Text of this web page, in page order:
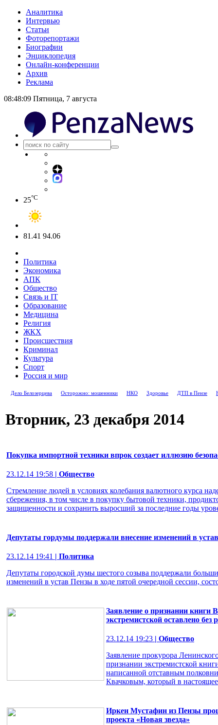
Аналитика
Интервью
Статьи
Фоторепортажи
Биографии
Энциклопедия
Онлайн-конференции
Архив
Реклама
08:48:10 Пятница, 7 августа
25°C
81.41 94.06
Политика
Экономика
АПК
Общество
Связь и IT
Образование
Медицина
Религия
ЖКХ
Происшествия
Криминал
Культура
Спорт
Россия и мир
Дело Белозерцева Осторожно: мошенники НКО Здоровье ДТП в Пензе
Вторник, 23 декабря 2014
Покупка импортной техники впрок создает иллюзию
23.12.14 19:58 | Общество
Стремление людей в условиях колебания валютного курса
сбережения, в том числе в покупку бытовой техники,
защищенности и сохранить выросший за последние годы
Депутаты гордумы поддержали внесение изменений в
23.12.14 19:41 | Политика
Депутаты городской думы шестого созыва поддержали
изменений в устав Пензы в ходе пятой очередной сессии,
Заявление о признании книги
экстремистской оставлено без
23.12.14 19:23 | Общество
Заявление прокурора
признании экстремистской
написанной отставным
Квачковым, который в
Иркен Мустафин из Пензы
проекта «Новая звезда»